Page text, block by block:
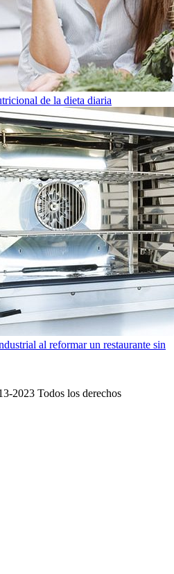
de la dieta diaria
al reformar un restaurante sin
2023 Todos los derechos